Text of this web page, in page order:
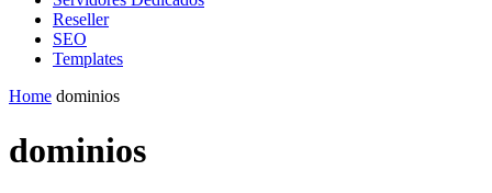
Reseller
SEO
Templates
Home dominios
dominios